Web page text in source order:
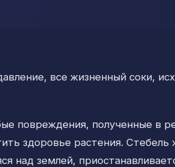
все жизненный соки,
повреждения, полученные в
здоровье растения.
над землей,